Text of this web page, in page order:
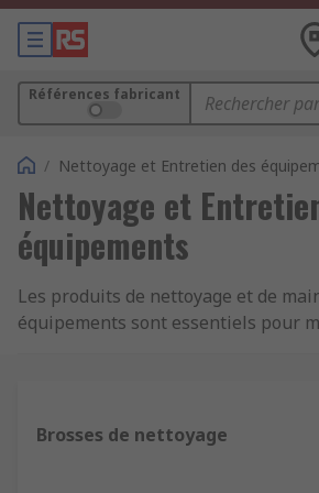
Références fabricant
/ Nettoyage et Entretien des
Nettoyage et
équipements
Les produits de nettoyage et de
équipements sont essentiels pour
décoration, que vous souhaitiez
environnement propre ou que vous
Brosses de nettoyage